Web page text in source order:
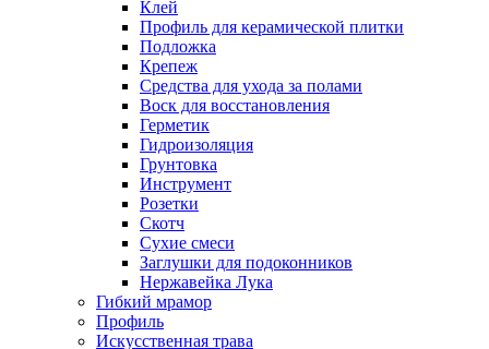
Клей
Профиль для керамической плитки
Подложка
Крепеж
Средства для ухода за полами
Воск для восстановления
Герметик
Гидроизоляция
Грунтовка
Инструмент
Розетки
Скотч
Сухие смеси
Заглушки для подоконников
Нержавейка Лука
Гибкий мрамор
Профиль
Искусственная трава